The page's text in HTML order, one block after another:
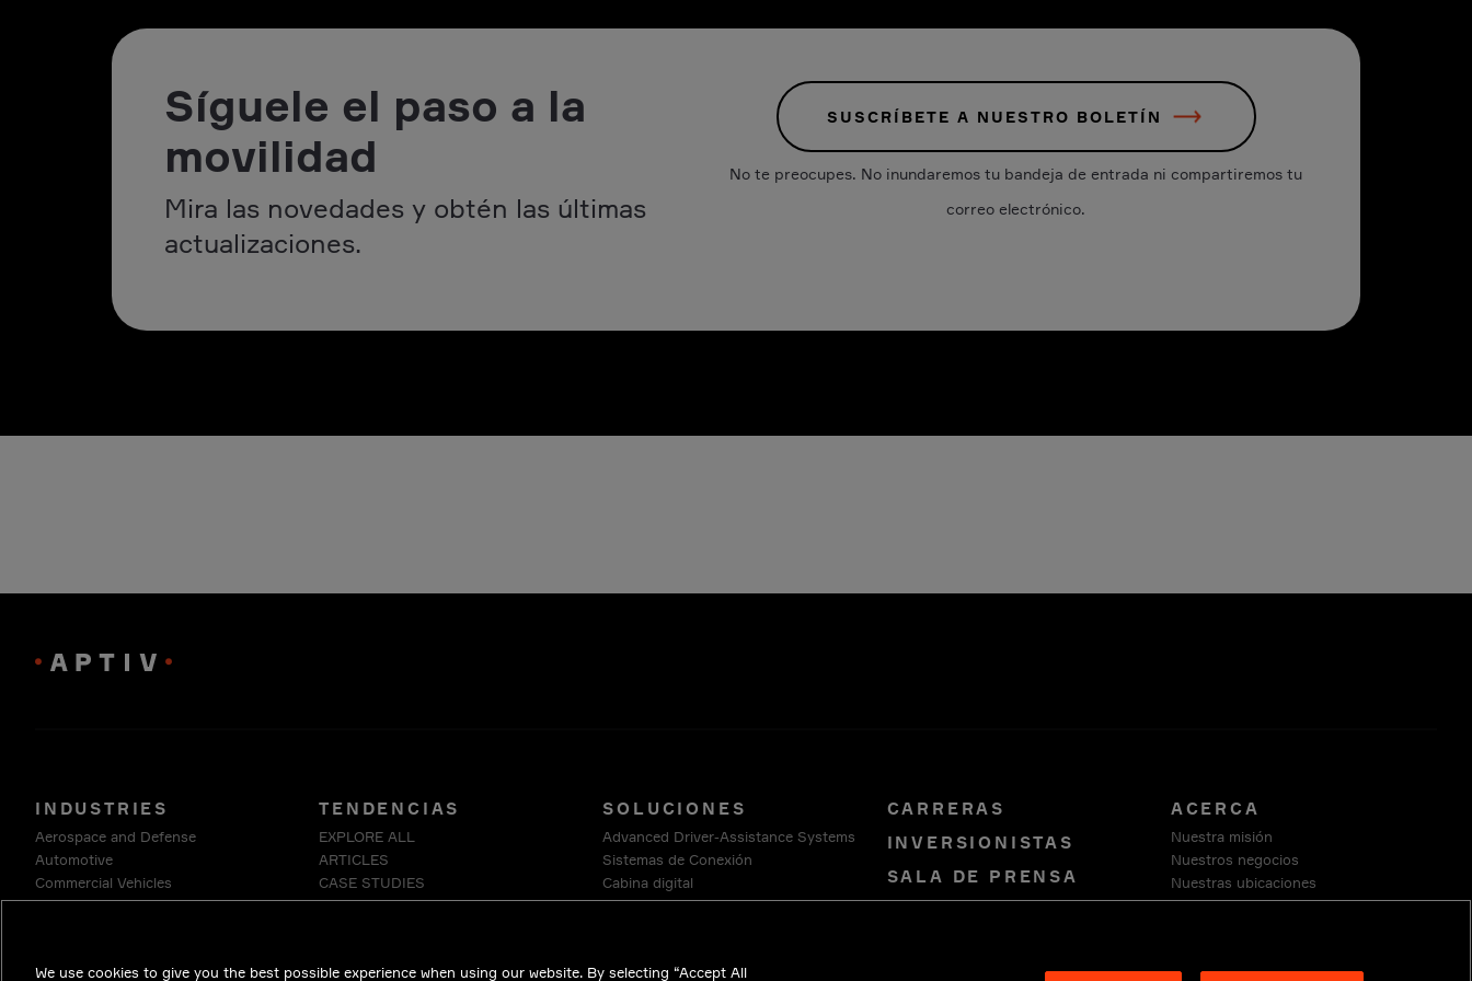
Síguele el paso a la
movilidad
Mira las novedades y obtén las últimas
actualizaciones.
SUSCRÍBETE A NUESTRO BOLETÍN
No te preocupes. No inundaremos tu bandeja de entrada ni compartiremos tu
correo electrónico.
INDUSTRIES
Aerospace and Defense
Automotive
Commercial Vehicles
Energy
Medical
TENDENCIAS
EXPLORE ALL
ARTICLES
CASE STUDIES
INSIDE EDGE
SOLUCIONES
Advanced Driver-Assistance Systems
Sistemas de Conexión
Cabina digital
Smart Vehicle Architecture
Intercable Automotive Solutions
CARRERAS
INVERSIONISTAS
SALA DE PRENSA
ACERCA
Nuestra misión
Nuestros negocios
Nuestras ubicaciones
Nuestra fundación
We use cookies to give you the best possible experience when using our website. By selecting “Accept All